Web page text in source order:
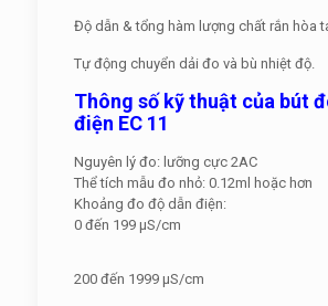
Độ dẫn & tổng hàm lượng chất rắn hòa
Tự động chuyển dải đo và bù nhiệt độ.
Thông số kỹ thuật của bút
điện EC 11
Nguyên lý đo: lưỡng cực 2AC
Thể tích mẫu đo nhỏ: 0.12ml hoặc hơn
Khoảng đo độ dẫn điện:
0 đến 199 µS/cm
200 đến 1999 µS/cm